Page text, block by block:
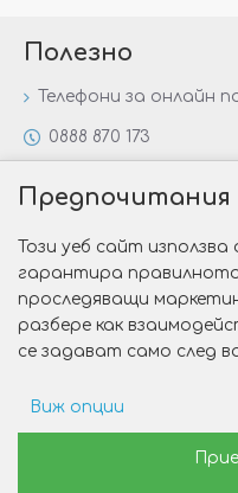
Полезно
Телефони за онлайн
0888 870 173
Специални
Защо да изберете
Как да изберем
Изработка на
Предпочитания
Този уеб сайт
гарантира
проследяващи
разбере как
се задават само след
Виж опции
Рекламни